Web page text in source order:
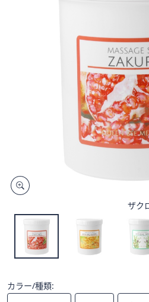
ス
左
ス
イ
ザク
カラー/種類: